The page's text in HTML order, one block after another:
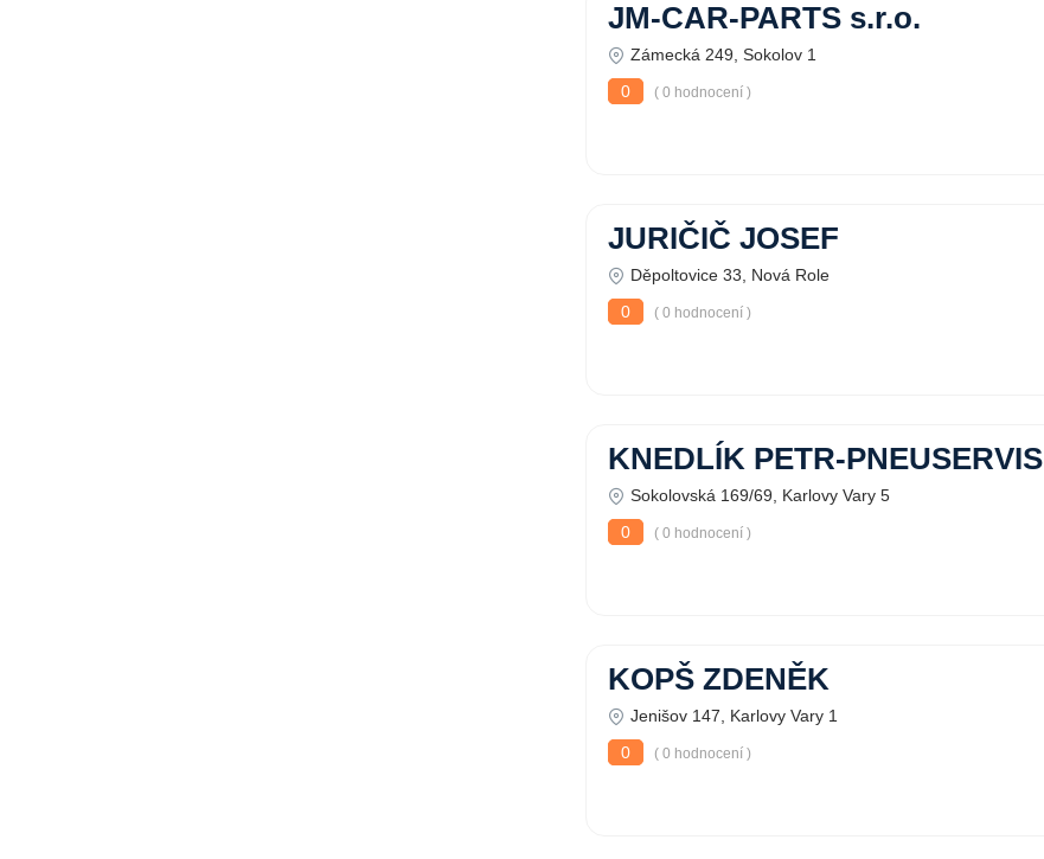
JM-CAR-PARTS s.r.o.
Zámecká 249, Sokolov 1
0
( 0 hodnocení )
JURIČIČ JOSEF
Děpoltovice 33, Nová Role
0
( 0 hodnocení )
KNEDLÍK PETR-PNEUSERVIS
Sokolovská 169/69, Karlovy Vary 5
0
( 0 hodnocení )
KOPŠ ZDENĚK
Jenišov 147, Karlovy Vary 1
0
( 0 hodnocení )